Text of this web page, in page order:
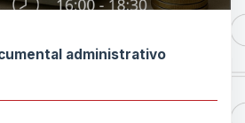
administrativo